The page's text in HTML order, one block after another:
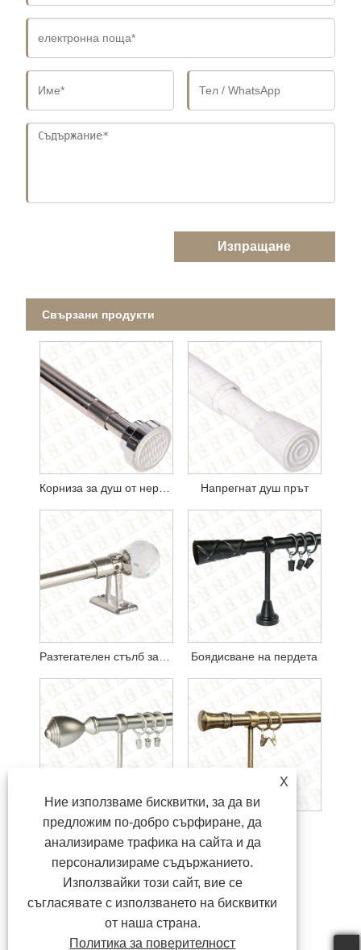
Изпращане
Свързани продукти
Корниза за душ от неръждаема стомана Напрегнат душ прът
Разтегателен стълб за завеси Боядисване на пердета
Покритие корнизи Гладка корниза
X
Ние използваме бисквитки, за да ви
предложим по-добро сърфиране, да
анализираме трафика на сайта и да
персонализираме съдържанието.
Използвайки този сайт, вие се
съгласявате с използването на бисквитки
от наша страна.
Политика за поверителност